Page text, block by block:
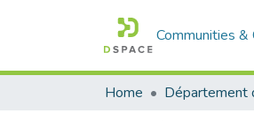
Communities &
Home